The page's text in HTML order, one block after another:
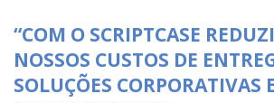
“COM O SCRIPTCASE
NOSSOS CUSTOS DE
SOLUÇÕES CORPORATIVAS